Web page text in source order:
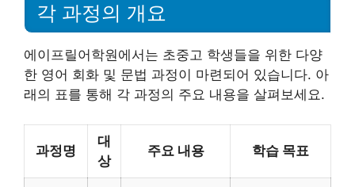
각 과정의 개요
에이프릴어학원에서는 초중고 학생들을 위한 다양
한 영어 회화 및 문법 과정이 마련되어 있습니다. 아
래의 표를 통해 각 과정의 주요 내용을 살펴보세요.
과정명
대
상
주요 내용 학습 목표